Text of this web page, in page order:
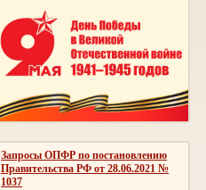
Запросы ОПФР по постановлению
Правительства РФ от 28.06.2021 №
1037